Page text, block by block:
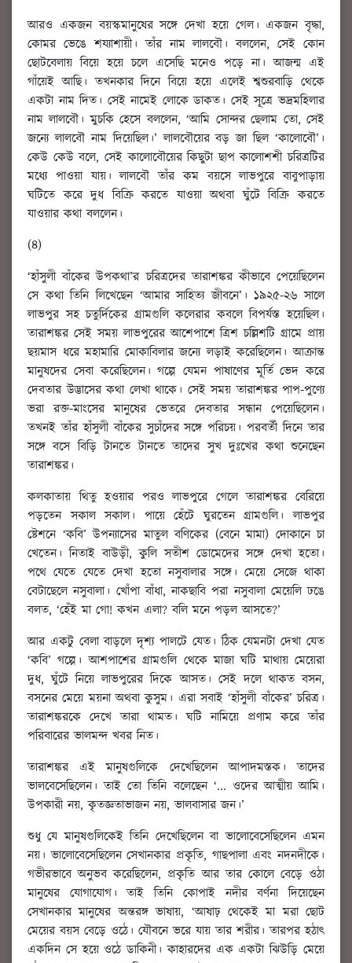
আরও একজন বয়স্কমানুষের সঙ্গে দেখা হয়ে গেল। একজন বৃদ্ধা,
কোমর ভেঙে শয্যাশায়ী। তাঁর নাম লালবৌ। বললেন, সেই কোন
ছোটবেলায় বিয়ে হয়ে চলে এসেছি মনেও পড়ে না। আজন্ম এই
গাঁয়েই আছি। তখনকার দিনে বিয়ে হয়ে এলেই শ্বশুরবাড়ি থেকে
একটা নাম দিত। সেই নামেই লোকে ডাকত। সেই সূত্রে ভদ্রমহিলার
নাম লালবৌ। মুচকি হেসে বললেন, ‘আমি সোন্দর ছেলাম তো, সেই
জন্যে লালবৌ নাম দিয়েছিল।’ লালবৌয়ের বড় জা ছিল ‘কালোবৌ’।
কেউ কেউ বলে, সেই কালোবৌয়ের কিছুটা ছাপ কালোশশী চরিত্রটির
মধ্যে পাওয়া যায়। লালবৌ তাঁর কম বয়সে লাভপুরে বাবুপাড়ায়
ঘটিতে করে দুধ বিক্রি করতে যাওয়া অথবা ঘুঁটে বিক্রি করতে
যাওয়ার কথা বললেন।
(৪)
‘হাঁসুলী বাঁকের উপকথা’র চরিত্রদের তারাশঙ্কর কীভাবে পেয়েছিলেন
সে কথা তিনি লিখেছেন ‘আমার সাহিত্য জীবনে’। ১৯২৫-২৬ সালে
লাভপুর সহ চতুর্দিকের গ্রামগুলি কলেরার কবলে বিপর্যস্ত হয়েছিল।
তারাশঙ্কর সেই সময় লাভপুরের আশেপাশে ত্রিশ চল্লিশটি গ্রামে প্রায়
ছয়মাস ধরে মহামারি মোকাবিলার জন্যে লড়াই করেছিলেন। আক্রান্ত
মানুষদের সেবা করেছিলেন। গল্পে যেমন পাষাণের মূর্তি ভেদ করে
দেবতার উদ্ভাসের কথা লেখা থাকে। সেই সময় তারাশঙ্কর পাপ-পুণ্যে
ভরা রক্ত-মাংসের মানুষের ভেতরে দেবতার সন্ধান পেয়েছিলেন।
তখনই তাঁর হাঁসুলী বাঁকের সুচাঁদের সঙ্গে পরিচয়। পরবর্তী দিনে তার
সঙ্গে বসে বিড়ি টানতে টানতে তাদের সুখ দুঃখের কথা শুনেছেন
তারাশঙ্কর।
কলকাতায় থিতু হওয়ার পরও লাভপুরে গেলে তারাশঙ্কর বেরিয়ে
পড়তেন সকাল সকাল। পায়ে হেঁটে ঘুরতেন গ্রামগুলি। লাভপুর
ষ্টেশনে ‘কবি’ উপন্যাসের মাতুল বণিকের (বেনে মামা) দোকানে চা
খেতেন। নিতাই বাউড়ী, কুলি সতীশ ডোমেদের সঙ্গে দেখা হতো।
পথে যেতে যেতে দেখা হতো নসুবালার সঙ্গে। মেয়ে সেজে থাকা
বেটাছেলে নসুবালা। খোঁপা বাঁধা, নাকছাবি পরা নসুবালা মেয়েলি ঢঙে
বলত, ‘হেঁই মা গো! কখন এলা? বলি মনে পড়ল আসতে?’
আর একটু বেলা বাড়লে দৃশ্য পালটে যেত। ঠিক যেমনটা দেখা যেত
‘কবি’ গল্পে। আশপাশের গ্রামগুলি থেকে মাজা ঘটি মাথায় মেয়েরা
দুধ, ঘুঁটে নিয়ে লাভপুরের দিকে আসত। সেই দলে থাকত বসন,
বসনের মেয়ে ময়না অথবা কুসুম। এরা সবাই ‘হাঁসুলী বাঁকের’ চরিত্র।
তারাশঙ্করকে দেখে তারা থামত। ঘটি নামিয়ে প্রণাম করে তাঁর
পরিবারের ভালমন্দ খবর নিত।
তারাশঙ্কর এই মানুষগুলিকে দেখেছিলেন আপাদমস্তক। তাদের
ভালবেসেছিলেন। তাই তো তিনি বলেছেন ‘... ওদের আত্মীয় আমি।
উপকারী নয়, কৃতজ্ঞতাভাজন নয়, ভালবাসার জন।’
শুধু যে মানুষগুলিকেই তিনি দেখেছিলেন বা ভালোবেসেছিলেন এমন
নয়। ভালোবেসেছিলেন সেখানকার প্রকৃতি, গাছপালা এবং নদনদীকে।
গভীরভাবে অনুভব করেছিলেন, প্রকৃতি আর তার কোলে বেড়ে ওঠা
মানুষের যোগাযোগ। তাই তিনি কোপাই নদীর বর্ণনা দিয়েছেন
সেখানকার মানুষের অন্তরঙ্গ ভাষায়, ‘আষাঢ় থেকেই মা মরা ছোট
মেয়ের বয়স বেড়ে ওঠে। যৌবনে ভরে যায় তার শরীর। তারপর হঠাৎ
একদিন সে হয়ে ওঠে ডাকিনী। কাহারদের এক একটা ঝিউড়ি মেয়ে